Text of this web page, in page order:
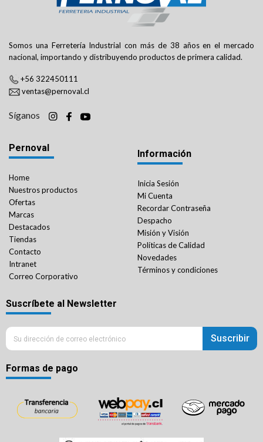
Somos una Ferretería Industrial con más de 38 años en el mercado
nacional, importando y distribuyendo productos de primera calidad.
+56 322450111
ventas@pernoval.cl
Síganos
Pernoval
Home
Nuestros productos
Ofertas
Marcas
Destacados
Tiendas
Contacto
Intranet
Correo Corporativo
Información
Inicia Sesión
Mi Cuenta
Recordar Contraseña
Despacho
Misión y Visión
Políticas de Calidad
Novedades
Términos y condiciones
Suscríbete al Newsletter
Suscribir
Formas de pago